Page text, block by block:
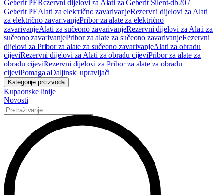
Geberit PERezervni dijelovi za Alati za Geberit Silent-db20 /
Geberit PEAlati za električno zavarivanjeRezervni dijelovi za Alati
za električno zavarivanjePribor za alate za električno
zavarivanjeAlati za sučeono zavarivanjeRezervni dijelovi za Alati za
sučeono zavarivanjePribor za alate za sučeono zavarivanjeRezervni
dijelovi za Pribor za alate za sučeono zavarivanjeAlati za obradu
cijeviRezervni dijelovi za Alati za obradu cijeviPribor za alate za
obradu cijeviRezervni dijelovi za Pribor za alate za obradu
cijeviPomagalaDaljinski upravljači
Kategorije proizvoda
Kupaonske linije
Novosti